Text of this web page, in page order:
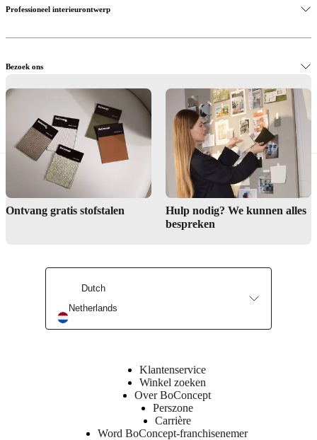
Voor altijd mooi
Professioneel interieurontwerp
Bezoek ons
Winkel zoeken
Buy designer 3 seater sofas
Ontvang gratis stofstalen
Hulp nodig? We kunnen alles
bespreken
Dutch
Netherlands
Klantenservice
Winkel zoeken
Over BoConcept
Perszone
Carrière
Word BoConcept-franchisenemer